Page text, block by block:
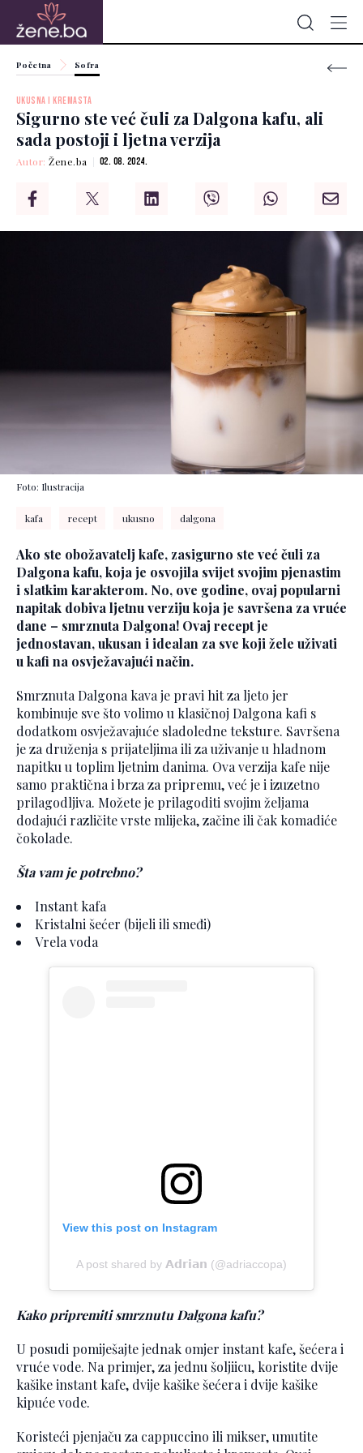
Početna Sofra
UKUSNA I KREMASTA
Sigurno ste već čuli za Dalgona kafu, ali
sada postoji i ljetna verzija
Autor:Žene.ba 02. 08. 2024.
Foto: Ilustracija
kafa recept ukusno dalgona
Ako ste obožavatelj kafe, zasigurno ste već čuli za
Dalgona kafu, koja je osvojila svijet svojim pjenastim
i slatkim karakterom. No, ove godine, ovaj popularni
napitak dobiva ljetnu verziju koja je savršena za vruće
dane – smrznuta Dalgona! Ovaj recept je
jednostavan, ukusan i idealan za sve koji žele uživati
u kafi na osvježavajući način.
Smrznuta Dalgona kava je pravi hit za ljeto jer
kombinuje sve što volimo u klasičnoj Dalgona kafi s
dodatkom osvježavajuće sladoledne teksture. Savršena
je za druženja s prijateljima ili za uživanje u hladnom
napitku u toplim ljetnim danima. Ova verzija kafe nije
samo praktična i brza za pripremu, već je i izuzetno
prilagodljiva. Možete je prilagoditi svojim željama
dodajući različite vrste mlijeka, začine ili čak komadiće
čokolade.
Šta vam je potrebno?
Instant kafa
Kristalni šećer (bijeli ili smeđi)
Vrela voda
View this post on Instagram
A post shared by 𝗔𝗱𝗿𝗶𝗮𝗻 (@adriaccopa)
Kako pripremiti smrznutu Dalgona kafu?
U posudi pomiješajte jednak omjer instant kafe, šećera i
vruće vode. Na primjer, za jednu šoljiicu, koristite dvije
kašike instant kafe, dvije kašike šećera i dvije kašike
kipuće vode.
Koristeći pjenjaču za cappuccino ili mikser, umutite